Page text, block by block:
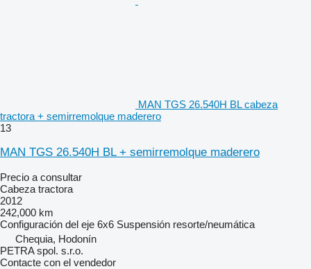
MAN TGS 26.540H BL cabeza
tractora + semirremolque maderero
13
MAN TGS 26.540H BL + semirremolque maderero
Precio a consultar
Cabeza tractora
2012
242,000 km
Configuración del eje 6x6 Suspensión resorte/neumática
Chequia, Hodonín
PETRA spol. s.r.o.
Contacte con el vendedor